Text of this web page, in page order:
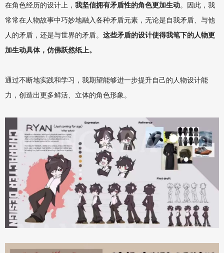
在角色经历的设计上， 我坚信拥有矛盾性的角色更加生动。因此，我
常常在人物故事中巧妙地融入各种矛盾元素，无论是自我矛盾、与他
人的矛盾，还是与世界的矛盾。 这些矛盾的设计使得我笔下的人物更
加生动具体，仿佛跃然纸上。
通过不断地实践和学习，我期望能够进一步提升自己的人物设计能
力，创造出更多鲜活、立体的角色形象。